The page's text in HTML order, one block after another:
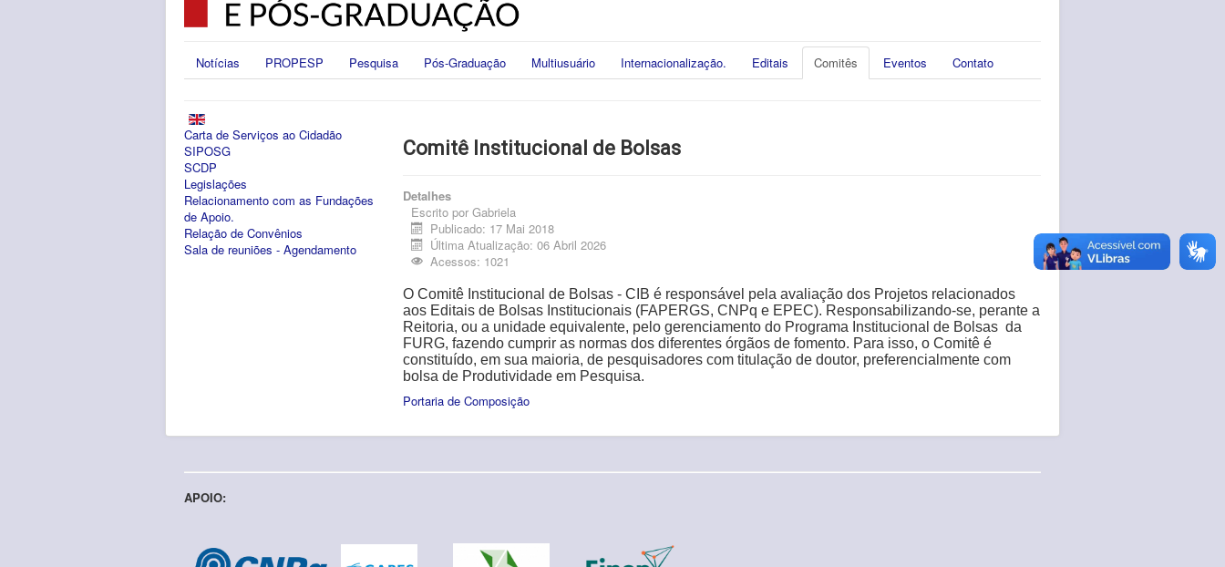
Notícias PROPESP Pesquisa Pós-Graduação Multiusuário Internacionalização. Editais Comitês Eventos Contato
Carta de Serviços ao Cidadão
SIPOSG
SCDP
Legislações
Relacionamento com as Fundações
de Apoio.
Relação de Convênios
Sala de reuniões - Agendamento
Comitê Institucional de Bolsas
Detalhes
Escrito por Gabriela
Publicado: 17 Mai 2018
Última Atualização: 06 Abril 2026
Acessos: 1021
O Comitê Institucional de Bolsas - CIB é responsável pela avaliação dos Projetos relacionados
aos Editais de Bolsas Institucionais (FAPERGS, CNPq e EPEC). Responsabilizando-se, perante a
Reitoria, ou a unidade equivalente, pelo gerenciamento do Programa Institucional de Bolsas da
FURG, fazendo cumprir as normas dos diferentes órgãos de fomento. Para isso, o Comitê é
constituído, em sua maioria, de pesquisadores com titulação de doutor, preferencialmente com
bolsa de Produtividade em Pesquisa.
Portaria de Composição
APOIO: